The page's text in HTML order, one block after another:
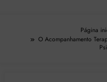
Página
O Acompanhamento